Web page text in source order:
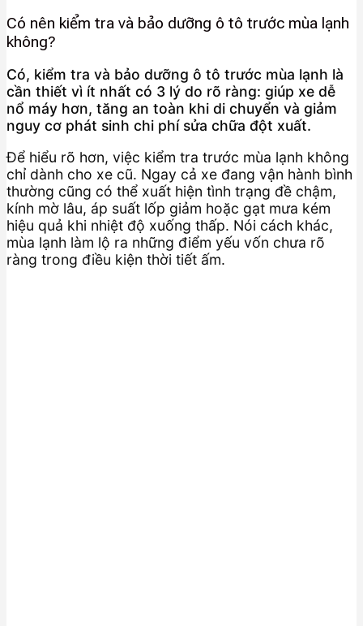
Có nên kiểm tra và bảo dưỡng ô tô trước mùa lạnh
không?
Có, kiểm tra và bảo dưỡng ô tô trước mùa lạnh là
cần thiết vì ít nhất có 3 lý do rõ ràng: giúp xe dễ
nổ máy hơn, tăng an toàn khi di chuyển và giảm
nguy cơ phát sinh chi phí sửa chữa đột xuất.
Để hiểu rõ hơn, việc kiểm tra trước mùa lạnh không
chỉ dành cho xe cũ. Ngay cả xe đang vận hành bình
thường cũng có thể xuất hiện tình trạng đề chậm,
kính mờ lâu, áp suất lốp giảm hoặc gạt mưa kém
hiệu quả khi nhiệt độ xuống thấp. Nói cách khác,
mùa lạnh làm lộ ra những điểm yếu vốn chưa rõ
ràng trong điều kiện thời tiết ấm.